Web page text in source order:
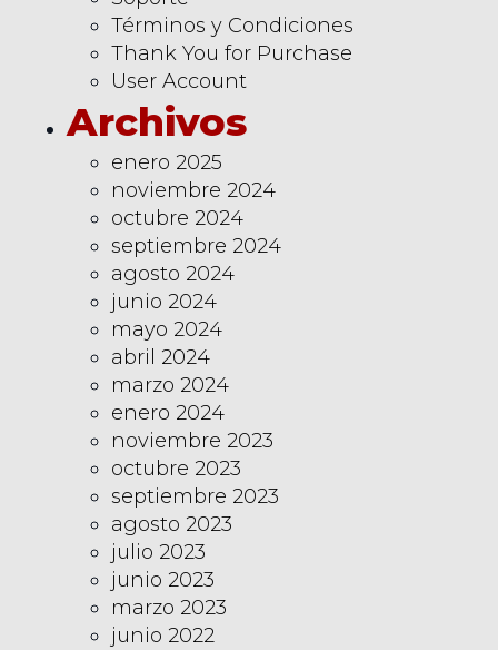
Términos y Condiciones
Thank You for Purchase
User Account
Archivos
enero 2025
noviembre 2024
octubre 2024
septiembre 2024
agosto 2024
junio 2024
mayo 2024
abril 2024
marzo 2024
enero 2024
noviembre 2023
octubre 2023
septiembre 2023
agosto 2023
julio 2023
junio 2023
marzo 2023
junio 2022